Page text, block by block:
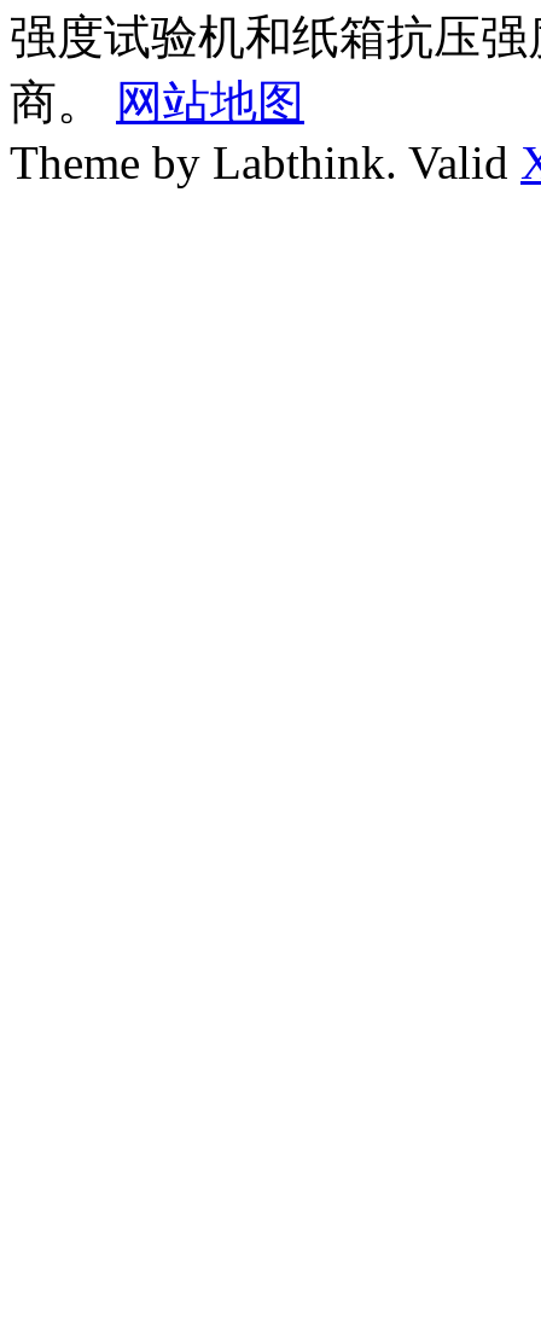
强度试验机和纸箱抗压
商。
网站地图
Theme by Labthink. Valid